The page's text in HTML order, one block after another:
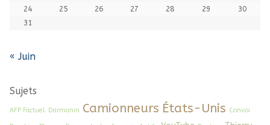
24
25 26 27 28 29
30
31
« Juin
Sujets
AFP Factuel Darmanin Camionneurs États-Unis Convoi